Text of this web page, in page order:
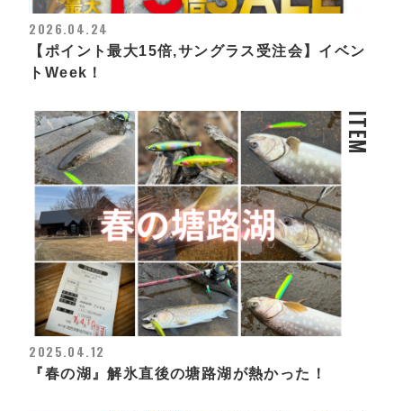
2026.04.24
【ポイント最大15倍,サングラス受注会】イベン
トWeek！
ITEM
2025.04.12
『春の湖』解氷直後の塘路湖が熱かった！